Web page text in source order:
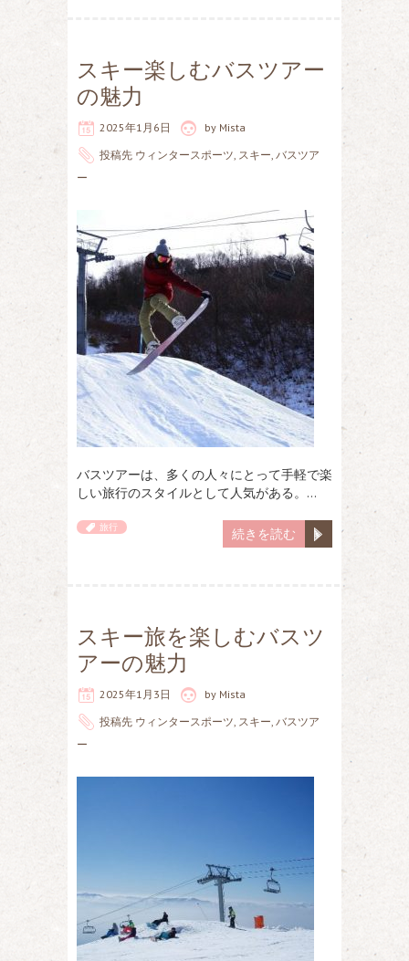
スキー楽しむバスツアー
の魅力
2025年1月6日 by Mista
投稿先 ウィンタースポーツ, スキー, バスツア
ー
バスツアーは、多くの人々にとって手軽で楽
しい旅行のスタイルとして人気がある。…
続きを読む
旅行
スキー旅を楽しむバスツ
アーの魅力
2025年1月3日 by Mista
投稿先 ウィンタースポーツ, スキー, バスツア
ー